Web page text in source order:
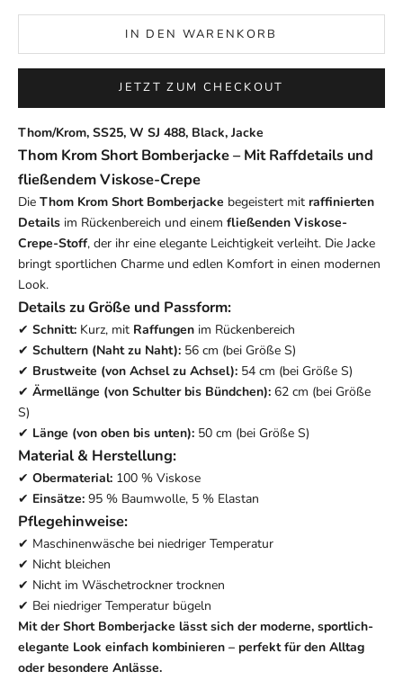
IN DEN WARENKORB
JETZT ZUM CHECKOUT
Thom/Krom, SS25, W SJ 488, Black, Jacke
Thom Krom Short Bomberjacke – Mit Raffdetails und
fließendem Viskose-Crepe
Die Thom Krom Short Bomberjacke begeistert mit raffinierten
Details im Rückenbereich und einem fließenden Viskose-
Crepe-Stoff, der ihr eine elegante Leichtigkeit verleiht. Die Jacke
bringt sportlichen Charme und edlen Komfort in einen modernen
Look.
Details zu Größe und Passform:
✔ Schnitt: Kurz, mit Raffungen im Rückenbereich
✔ Schultern (Naht zu Naht): 56 cm (bei Größe S)
✔ Brustweite (von Achsel zu Achsel): 54 cm (bei Größe S)
✔ Ärmellänge (von Schulter bis Bündchen): 62 cm (bei Größe
S)
✔ Länge (von oben bis unten): 50 cm (bei Größe S)
Material & Herstellung:
✔ Obermaterial: 100 % Viskose
✔ Einsätze: 95 % Baumwolle, 5 % Elastan
Pflegehinweise:
✔ Maschinenwäsche bei niedriger Temperatur
✔ Nicht bleichen
✔ Nicht im Wäschetrockner trocknen
✔ Bei niedriger Temperatur bügeln
Mit der Short Bomberjacke lässt sich der moderne, sportlich-
elegante Look einfach kombinieren – perfekt für den Alltag
oder besondere Anlässe.